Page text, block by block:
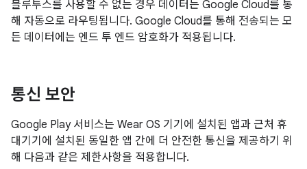
블루투스를 사용할 수 없는 경우 데이터는 Google Cloud를 통
해 자동으로 라우팅됩니다. Google Cloud를 통해 전송되는 모
든 데이터에는 엔드 투 엔드 암호화가 적용됩니다.
통신 보안
Google Play 서비스는 Wear OS 기기에 설치된 앱과 근처 휴
대기기에 설치된 동일한 앱 간에 더 안전한 통신을 제공하기 위
해 다음과 같은 제한사항을 적용합니다.